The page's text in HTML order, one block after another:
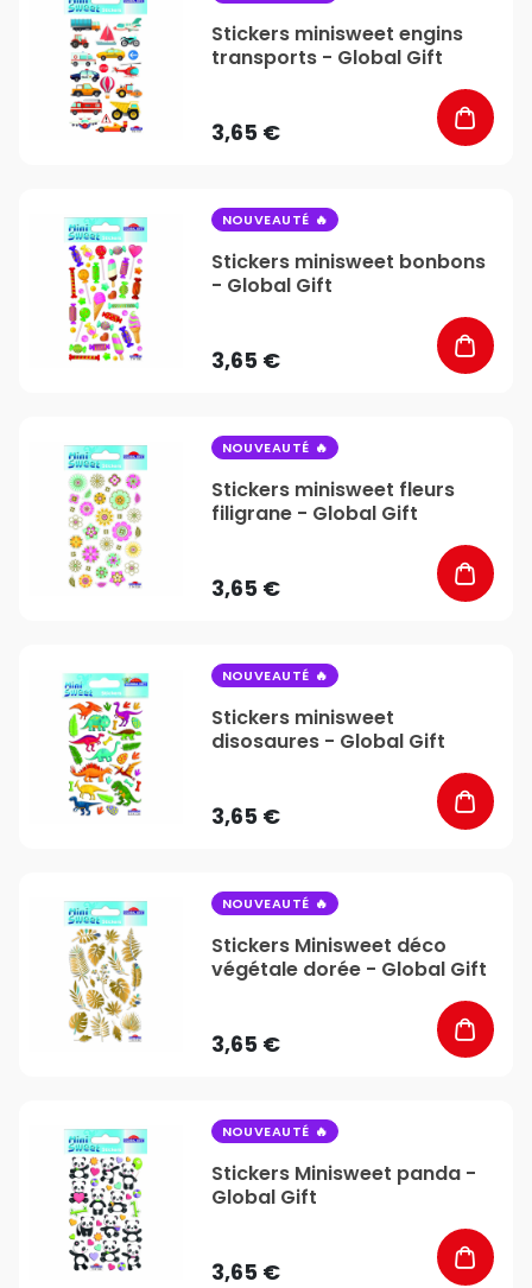
Stickers minisweet engins
transports - Global Gift
3,65 €
NOUVEAUTÉ
Stickers minisweet bonbons
- Global Gift
3,65 €
NOUVEAUTÉ
Stickers minisweet fleurs
filigrane - Global Gift
3,65 €
NOUVEAUTÉ
Stickers minisweet
disosaures - Global Gift
3,65 €
NOUVEAUTÉ
Stickers Minisweet déco
végétale dorée - Global Gift
3,65 €
NOUVEAUTÉ
Stickers Minisweet panda -
Global Gift
3,65 €